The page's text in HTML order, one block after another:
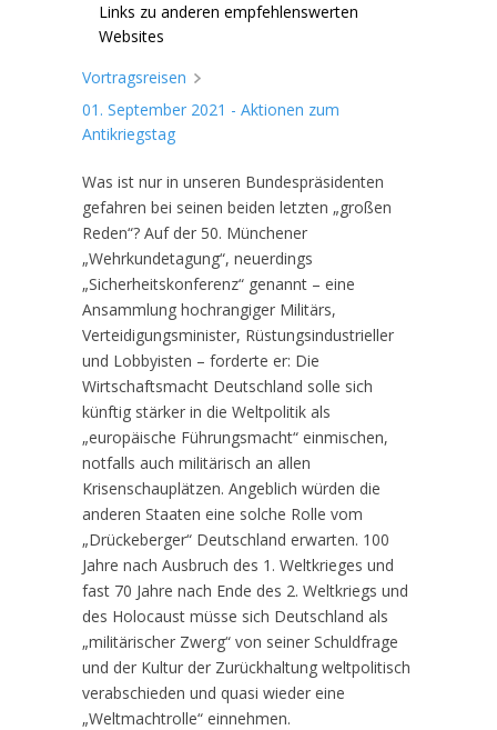
Links zu anderen empfehlenswerten
Websites
Vortragsreisen
01. September 2021 - Aktionen zum
Antikriegstag
​Was ist nur in unseren Bundespräsidenten
gefahren bei seinen beiden letzten „großen
Reden“? Auf der 50. Münchener
„Wehrkundetagung“, neuerdings
„Sicherheitskonferenz“ genannt – eine
Ansammlung hochrangiger Militärs,
Verteidigungsminister, Rüstungsindustrieller
und Lobbyisten – forderte er: Die
Wirtschaftsmacht Deutschland solle sich
künftig stärker in die Weltpolitik als
„europäische Führungsmacht“ einmischen,
notfalls auch militärisch an allen
Krisenschauplätzen. Angeblich würden die
anderen Staaten eine solche Rolle vom
„Drückeberger“ Deutschland erwarten. 100
Jahre nach Ausbruch des 1. Weltkrieges und
fast 70 Jahre nach Ende des 2. Weltkriegs und
des Holocaust müsse sich Deutschland als
„militärischer Zwerg“ von seiner Schuldfrage
und der Kultur der Zurückhaltung weltpolitisch
verabschieden und quasi wieder eine
„Weltmachtrolle“ einnehmen.